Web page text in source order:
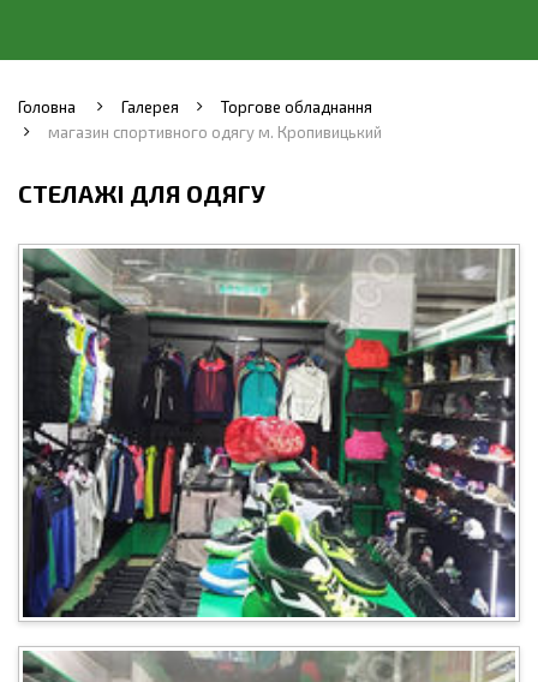
Головна Галерея
Торгове обладнання
магазин спортивного одягу м. Кропивицький
СТЕЛАЖІ ДЛЯ ОДЯГУ